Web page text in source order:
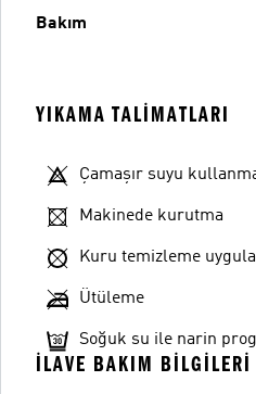
Bakım
YIKAMA TALIMATLARI
Çamaşır suyu
Makinede kurutma
Kuru temizleme
Ütüleme
Soğuk su ile narin
İLAVE BAKIM BILGILERI